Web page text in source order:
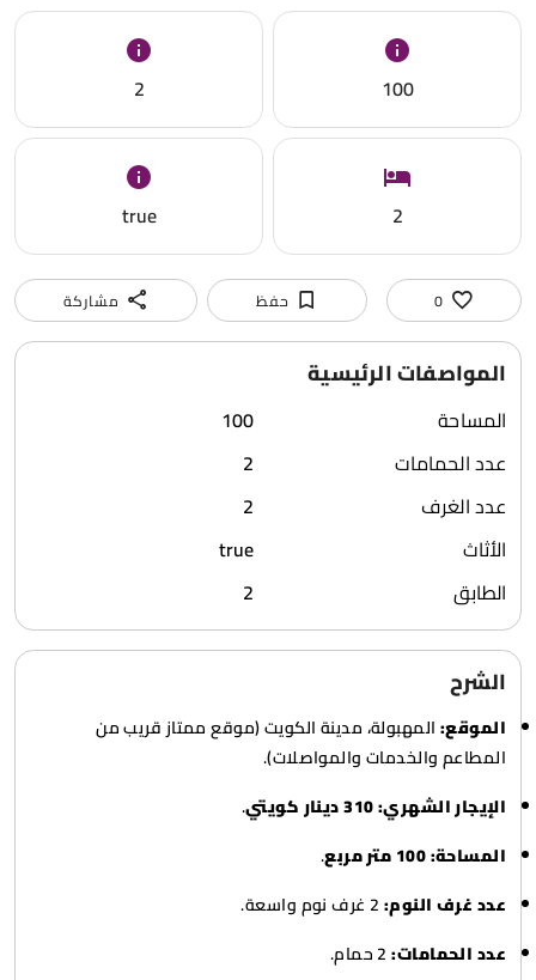
100
2
2
true
0 حفظ مشاركة
المواصفات الرئيسية
المساحة
100
عدد الحمامات
2
عدد الغرف
2
الأثاث
true
الطابق
2
الشرح
الموقع:المهبولة، مدينة الكويت (موقع ممتاز قريب من
المطاعم والخدمات والمواصلات).
الإيجار الشهري:310 دينار كويتي
.
المساحة:100 متر مربع
.
عدد غرف النوم:
عدد الحمامات:2 حمام.